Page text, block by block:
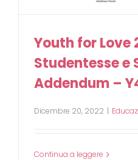
Youth for Love
Studentesse e
Addendum –
Dicembre 20, 2022 |
Continua a leggere